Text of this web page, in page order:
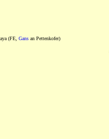
(FE, Gans an Pettenkofer)